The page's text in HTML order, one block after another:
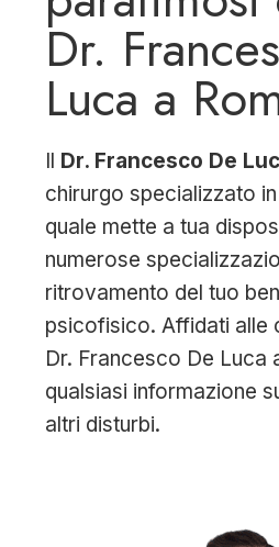
Dr.
Luca a
Il Dr. Francesco De
chirurgo specializzato
quale mette a tua
numerose
ritrovamento del tuo
psicofisico. Affidati alle
Dr. Francesco De Luca
qualsiasi informazione
altri disturbi.